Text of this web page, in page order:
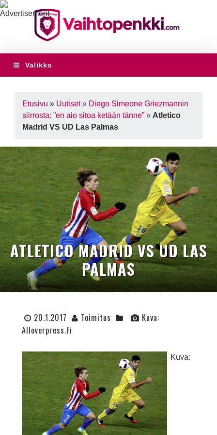
Valikko
Etusivu » Uutiset» Diego Simeone Griezmannin
siirrosta: ”en aio sitoa ketään tänne” » Atletico
Madrid VS UD Las Palmas
ATLETICO MADRID VS UD LAS
PALMAS
20.1.2017 Toimitus
Kuva:
Alloverpress.fi
Kuva: